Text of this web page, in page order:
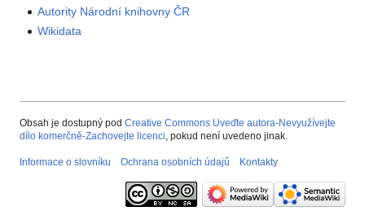
Autority Národní knihovny ČR
Wikidata
Obsah je dostupný pod Creative Commons Uveďte autora-Nevyužívejte
dílo komerčně-Zachovejte licenci, pokud není uvedeno jinak.
Informace o slovníku Ochrana osobních údajů Kontakty